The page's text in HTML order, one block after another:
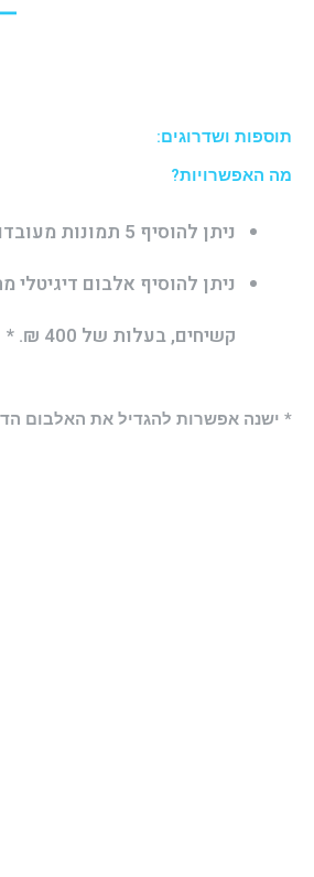
תוספות ושדרוגים:
מה האפשרויות?
ניתן להוסיף 5 תמונות מעובדות בפוטושופ בעלות של 200 ₪.
קשיחים, בעלות של 400 ₪. *
* ישנה אפשרות להגדיל את האלבום